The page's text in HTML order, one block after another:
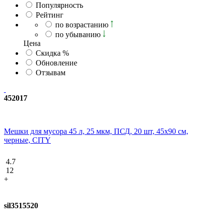
Популярность
Рейтинг
по возрастанию
по убыванию
Ценa
Скидка %
Обновление
Отзывам
452017
Мешки для мусора 45 л, 25 мкм, ПСД, 20 шт, 45х90 см,
черные, CITY
4.7
12
+
sil3515520